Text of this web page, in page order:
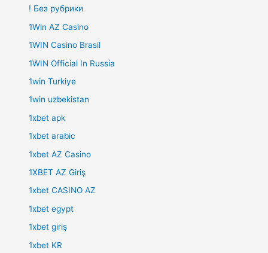
! Без рубрики
1Win AZ Casino
1WIN Casino Brasil
1WIN Official In Russia
1win Turkiye
1win uzbekistan
1xbet apk
1xbet arabic
1xbet AZ Casino
1XBET AZ Giriş
1xbet CASINO AZ
1xbet egypt
1xbet giriş
1xbet KR